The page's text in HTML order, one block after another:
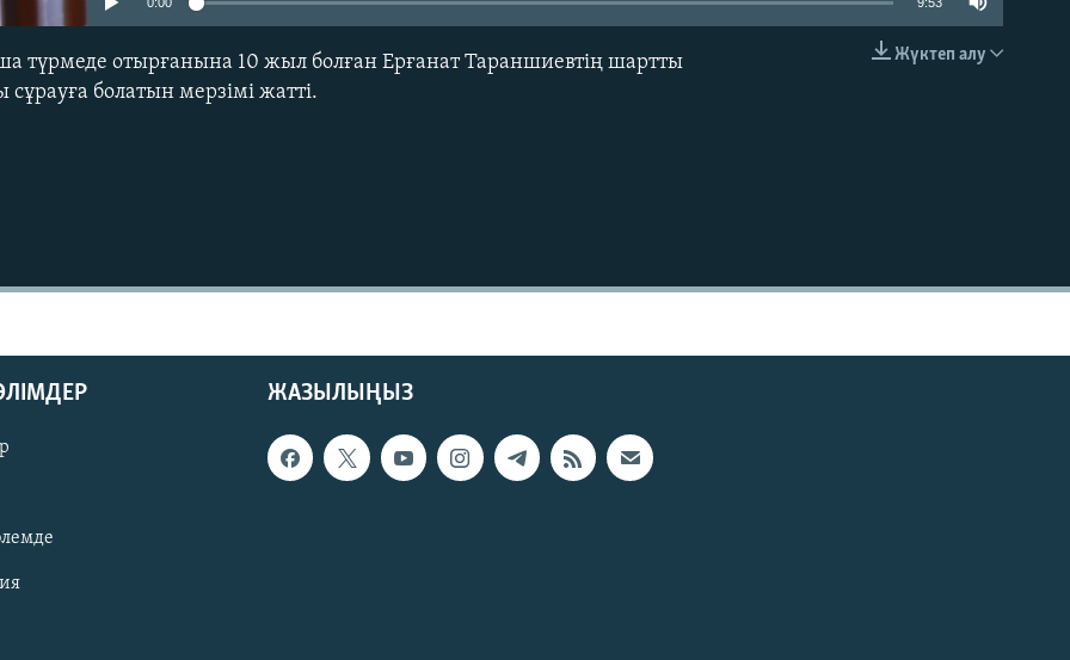
EMBED
0:00 9:53
Жүктеп алу
түрмеде отырғанына 10 жыл болған Ерғанат Тараншиевтің шартты
болатын мерзімі жатті.
ЖАЗЫЛЫҢЫЗ